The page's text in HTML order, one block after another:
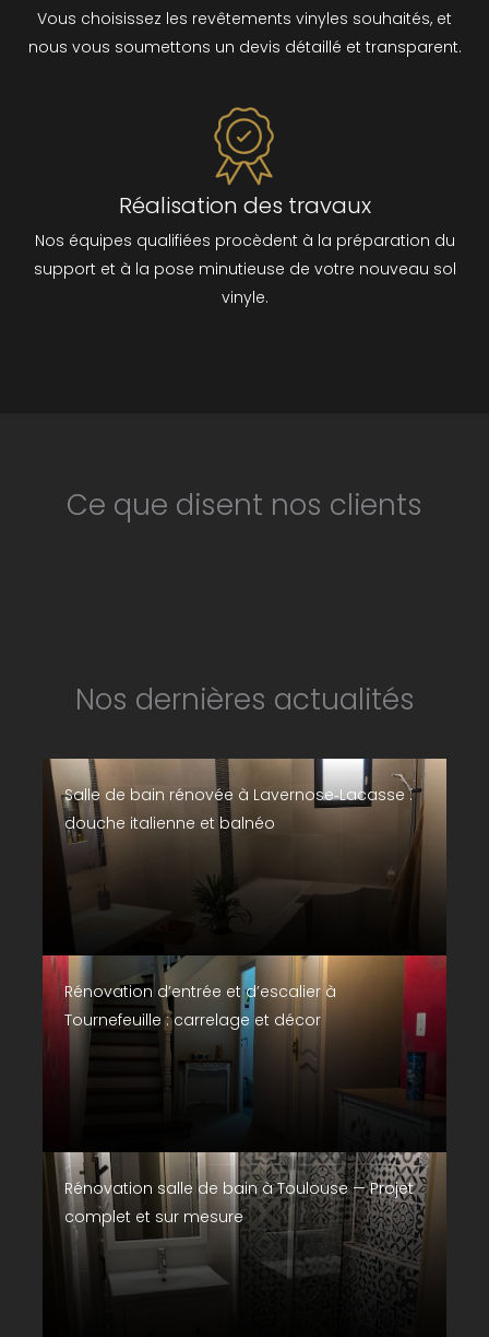
Vous choisissez les revêtements vinyles souhaités, et
nous vous soumettons un devis détaillé et transparent.
Réalisation des travaux
Nos équipes qualifiées procèdent à la préparation du
support et à la pose minutieuse de votre nouveau sol
vinyle.
Ce que disent nos clients
Nos dernières actualités
Salle de bain rénovée à Lavernose‑Lacasse :
douche italienne et balnéo
Rénovation d’entrée et d’escalier à
Tournefeuille : carrelage et décor
Rénovation salle de bain à Toulouse — Projet
complet et sur mesure